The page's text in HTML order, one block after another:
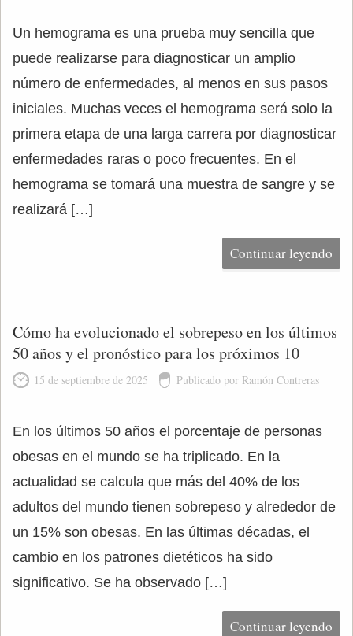
Un hemograma es una prueba muy sencilla que
puede realizarse para diagnosticar un amplio
número de enfermedades, al menos en sus pasos
iniciales. Muchas veces el hemograma será solo la
primera etapa de una larga carrera por diagnosticar
enfermedades raras o poco frecuentes. En el
hemograma se tomará una muestra de sangre y se
realizará […]
Continuar leyendo
Cómo ha evolucionado el sobrepeso en los últimos
50 años y el pronóstico para los próximos 10
15 de septiembre de 2025 Publicado por Ramón Contreras
En los últimos 50 años el porcentaje de personas
obesas en el mundo se ha triplicado. En la
actualidad se calcula que más del 40% de los
adultos del mundo tienen sobrepeso y alrededor de
un 15% son obesas. En las últimas décadas, el
cambio en los patrones dietéticos ha sido
significativo. Se ha observado […]
Continuar leyendo